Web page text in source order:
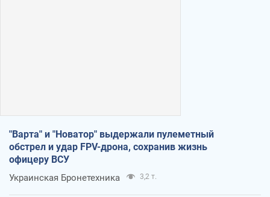
"Варта" и "Новатор" выдержали пулеметный
обстрел и удар FPV-дрона, сохранив жизнь
офицеру ВСУ
Украинская Бронетехника 3,2 т.